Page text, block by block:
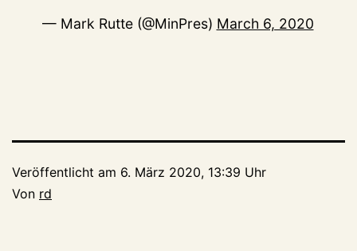
— Mark Rutte (@MinPres) March 6, 2020
Veröffentlicht am 6. März 2020, 13:39 Uhr
Von rd